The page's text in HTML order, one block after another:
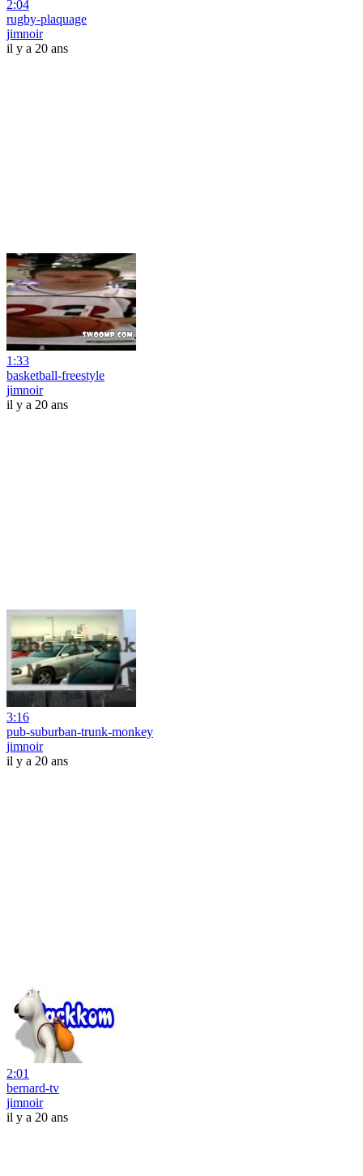
2:04
rugby-plaquage
jimnoir
il y a 20 ans
1:33
basketball-freestyle
jimnoir
il y a 20 ans
3:16
pub-suburban-trunk-monkey
jimnoir
il y a 20 ans
2:01
bernard-tv
jimnoir
il y a 20 ans